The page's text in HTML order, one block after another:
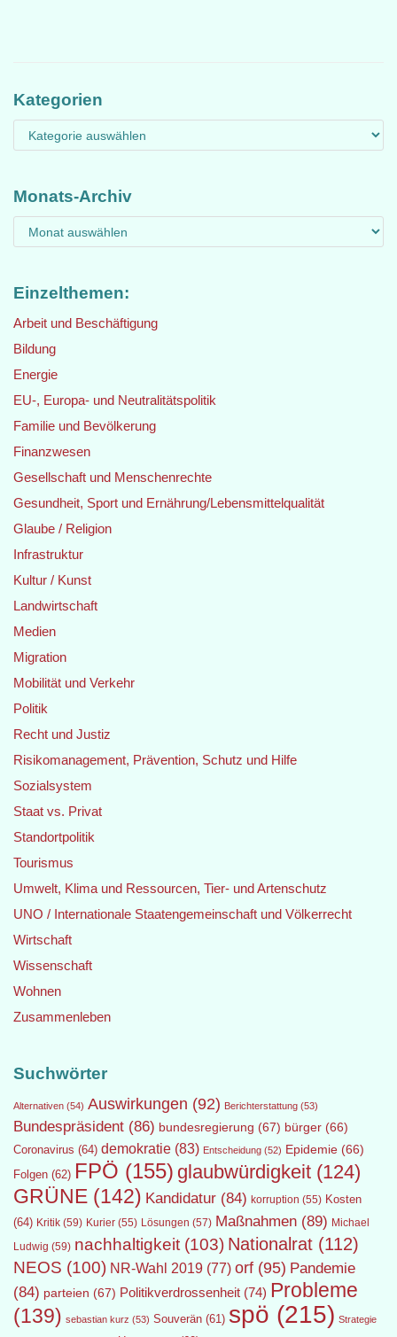
Kategorien
Monats-Archiv
Einzelthemen:
Arbeit und Beschäftigung
Bildung
Energie
EU-, Europa- und Neutralitätspolitik
Familie und Bevölkerung
Finanzwesen
Gesellschaft und Menschenrechte
Gesundheit, Sport und Ernährung/Lebensmittelqualität
Glaube / Religion
Infrastruktur
Kultur / Kunst
Landwirtschaft
Medien
Migration
Mobilität und Verkehr
Politik
Recht und Justiz
Risikomanagement, Prävention, Schutz und Hilfe
Sozialsystem
Staat vs. Privat
Standortpolitik
Tourismus
Umwelt, Klima und Ressourcen, Tier- und Artenschutz
UNO / Internationale Staatengemeinschaft und Völkerrecht
Wirtschaft
Wissenschaft
Wohnen
Zusammenleben
Suchwörter
Alternativen (54) Auswirkungen (92) Berichterstattung (53)
Bundespräsident (86) bundesregierung (67) bürger (66)
Coronavirus (64) demokratie (83) Entscheidung (52) Epidemie (66)
Folgen (62) FPÖ (155) glaubwürdigkeit (124)
GRÜNE (142) Kandidatur (84) korruption (55) Kosten
(64) Kritik (59) Kurier (55) Lösungen (57) Maßnahmen (89) Michael
Ludwig (59) nachhaltigkeit (103) Nationalrat (112)
NEOS (100) NR-Wahl 2019 (77) orf (95) Pandemie
(84) parteien (67) Politikverdrossenheit (74) Probleme
(139) sebastian kurz (53) Souverän (61) spö (215) Strategie